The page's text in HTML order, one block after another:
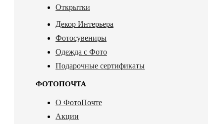
Открытки
Декор Интерьера
Фотосувениры
Одежда с Фото
Подарочные сертификаты
ФОТОПОЧТА
О ФотоПочте
Акции